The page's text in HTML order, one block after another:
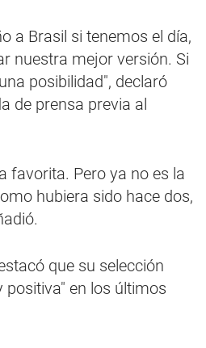
a Brasil si tenemos el día,
nuestra mejor versión. Si
posibilidad", declaró
de prensa previa al
favorita. Pero ya no es la
hubiera sido hace dos,
que su selección
positiva" en los últimos